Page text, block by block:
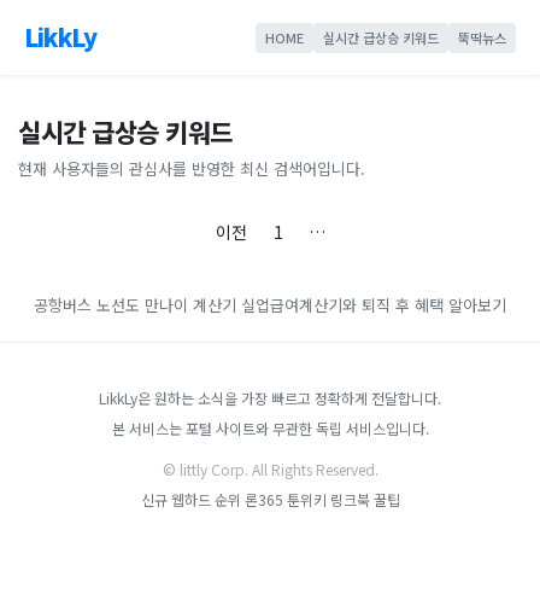
LikkLy HOME 실시간 급상승 키워드 뚝딱뉴스
실시간 급상승 키워드
현재 사용자들의 관심사를 반영한 최신 검색어입니다.
이전 1 …
공항버스 노선도 만나이 계산기 실업급여계산기와 퇴직 후 혜택 알아보기
LikkLy은 원하는 소식을 가장 빠르고 정확하게 전달합니다.
본 서비스는 포털 사이트와 무관한 독립 서비스입니다.
© littly Corp. All Rights Reserved.
신규 웹하드 순위 론365 툰위키 링크북 꿀팁